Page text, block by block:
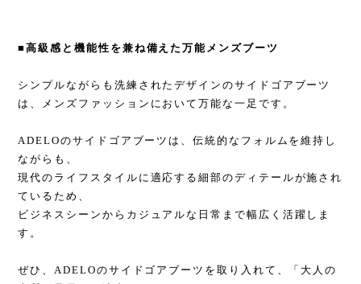
■高級感と機能性を兼ね備えた万能メンズブーツ
シンプルながらも洗練されたデザインのサイドゴアブーツ
は、メンズファッションにおいて万能な一足です。
ADELOのサイドゴアブーツは、伝統的なフォルムを維持し
ながらも、
現代のライフスタイルに適応する細部のディテールが施され
ているため、
ビジネスシーンからカジュアルな日常まで幅広く活躍しま
す。
ぜひ、ADELOのサイドゴアブーツを取り入れて、「大人の